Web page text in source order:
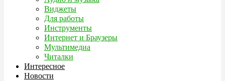
Виджеты
Для работы
Инструменты
Интернет и Браузеры
Мультимедиа
Читалки
Интересное
Новости